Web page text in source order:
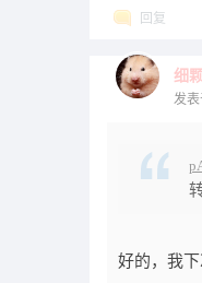
回复
细
发表
好的，我